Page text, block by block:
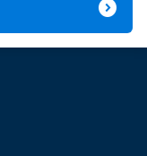
expand_circle_right